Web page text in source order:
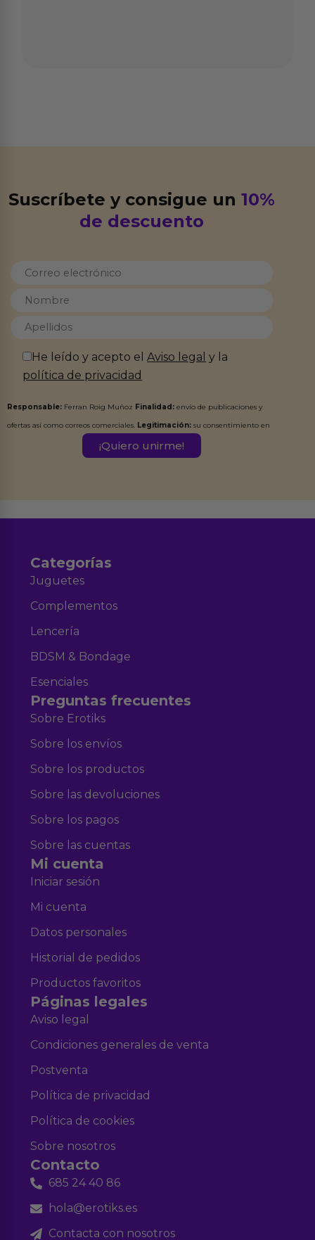
Suscríbete y consigue un10%
de descuento
He leído y acepto elAviso legal y la
política de privacidad
Responsable: Ferran Roig Muñoz Finalidad: envío de publicaciones y
ofertas así como correos comerciales. Legitimación: su consentimiento en
Destinatarios:Ferran Roig Muñoz. Podrás ejercer tus
Categorías
Juguetes
Complementos
Lencería
BDSM & Bondage
Esenciales
Preguntas frecuentes
Sobre Erotiks
Sobre los envíos
Sobre los productos
Sobre las devoluciones
Sobre los pagos
Sobre las cuentas
Mi cuenta
Iniciar sesión
Mi cuenta
Datos personales
Historial de pedidos
Productos favoritos
Páginas legales
Aviso legal
Condiciones generales de venta
Postventa
Política de privacidad
Política de cookies
Sobre nosotros
Contacto
685 24 40 86
hola@erotiks.es
Contacta con nosotros